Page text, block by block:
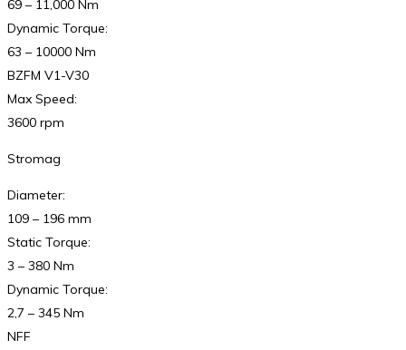
69 – 11,000 Nm
Dynamic Torque:
63 – 10000 Nm
BZFM V1-V30
Max Speed:
3600 rpm
Stromag
Diameter:
109 – 196 mm
Static Torque:
3 – 380 Nm
Dynamic Torque:
2,7 – 345 Nm
NFF